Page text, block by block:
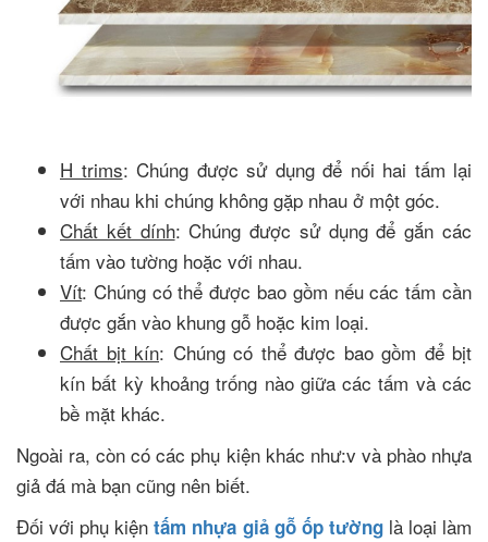
H trims: Chúng được sử dụng để nối hai tấm lại
với nhau khi chúng không gặp nhau ở một góc.
Chất kết dính: Chúng được sử dụng để gắn các
tấm vào tường hoặc với nhau.
Vít: Chúng có thể được bao gồm nếu các tấm cần
được gắn vào khung gỗ hoặc kim loại.
Chất bịt kín: Chúng có thể được bao gồm để bịt
kín bất kỳ khoảng trống nào giữa các tấm và các
bề mặt khác.
Ngoài ra, còn có các phụ kiện khác như:v và phào nhựa
giả đá mà bạn cũng nên biết.
Đối với phụ kiệntấm nhựa giả gỗ ốp tườnglà loại làm